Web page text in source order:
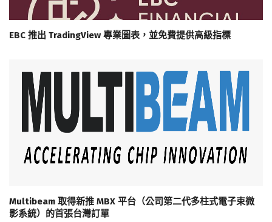
EBC 推出 TradingView 專業圖表，並免費提供高級指標
Multibeam 取得新推 MBX 平台（公司第二代多柱式電子束微
影系統）的首張台灣訂單